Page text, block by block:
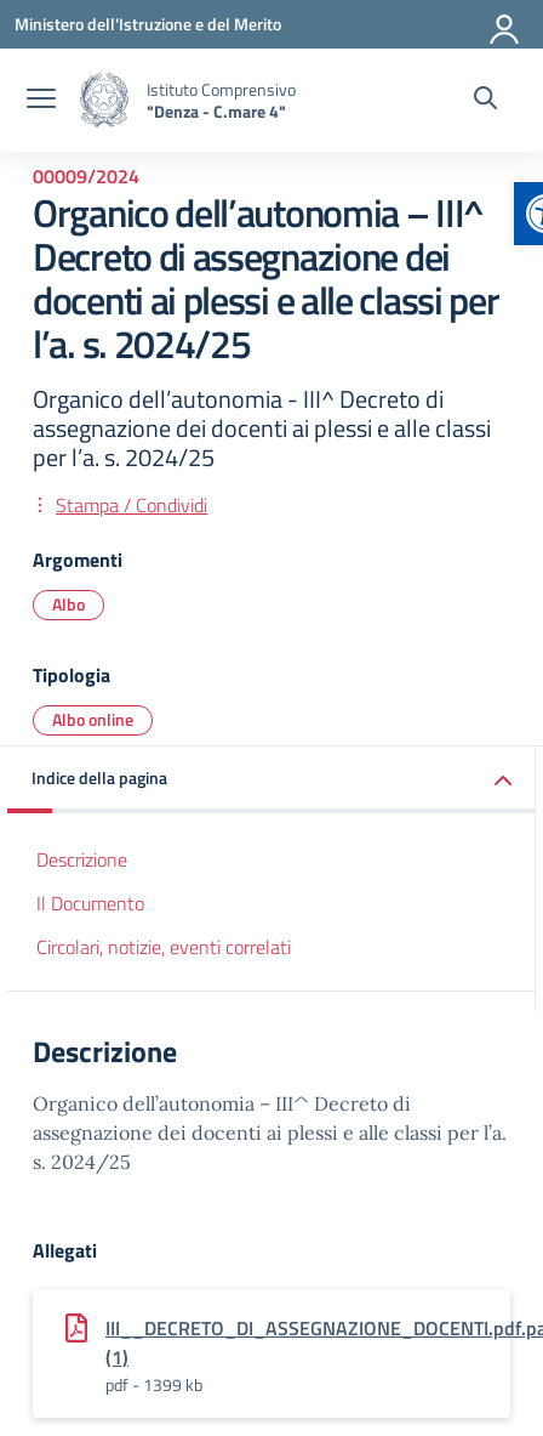
Vai ai contenuti
Vai al menu di navigazione
Vai al footer
Ministero dell'Istruzione e del Merito
Istituto Comprensivo
"Denza - C.mare 4"
00009/2024
Organico dell’autonomia – III^
Decreto di assegnazione dei
docenti ai plessi e alle classi per
l’a. s. 2024/25
Organico dell’autonomia - III^ Decreto di
assegnazione dei docenti ai plessi e alle classi
per l’a. s. 2024/25
Stampa / Condividi
Argomenti
Albo
Tipologia
Albo online
Indice della pagina
Descrizione
Il Documento
Circolari, notizie, eventi correlati
Descrizione
Organico dell’autonomia – III^ Decreto di
assegnazione dei docenti ai plessi e alle classi per l’a.
s. 2024/25
Allegati
(1)
pdf - 1399 kb